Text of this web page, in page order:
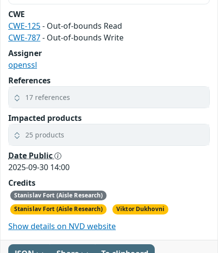
CWE
CWE-125- Out-of-bounds Read
CWE-787- Out-of-bounds Write
Assigner
openssl
References
17 references
Impacted products
25 products
Date Public
2025-09-30 14:00
Credits
Stanislav Fort (Aisle Research)
Stanislav Fort (Aisle Research)
Viktor Dukhovni
Show details on NVD website